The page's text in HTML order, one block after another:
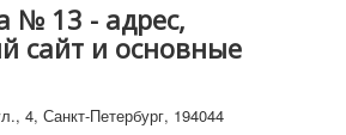
№ 13 - адрес,
сайт и основные
4, Санкт-Петербург, 194044